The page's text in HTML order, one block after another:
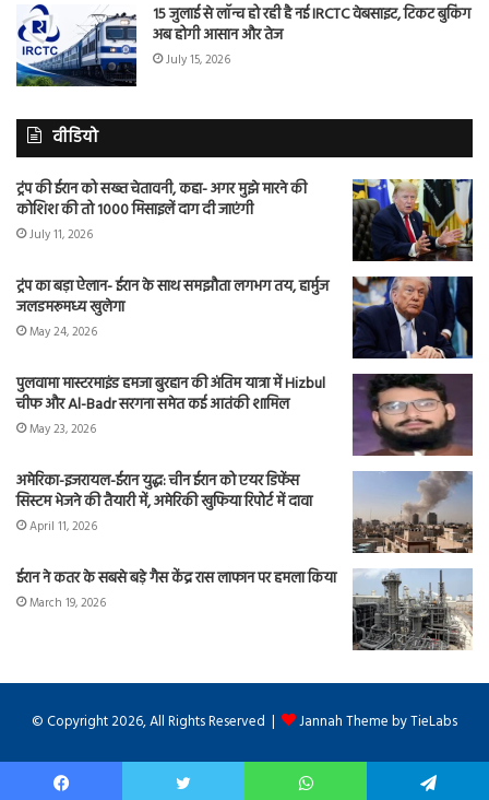
15 जुलाई से लॉन्च हो रही है नई IRCTC वेबसाइट, टिकट बुकिंग
अब होगी आसान और तेज
July 15, 2026
वीडियो
ट्रंप की ईरान को सख्त चेतावनी, कहा- अगर मुझे मारने की
कोशिश की तो 1000 मिसाइलें दाग दी जाएंगी
July 11, 2026
ट्रंप का बड़ा ऐलान- ईरान के साथ समझौता लगभग तय, हार्मुज
जलडमरूमध्य खुलेगा
May 24, 2026
पुलवामा मास्टरमाइंड हमजा बुरहान की अंतिम यात्रा में Hizbul
चीफ और Al-Badr सरगना समेत कई आतंकी शामिल
May 23, 2026
अमेरिका-इजरायल-ईरान युद्ध: चीन ईरान को एयर डिफेंस
सिस्टम भेजने की तैयारी में, अमेरिकी खुफिया रिपोर्ट में दावा
April 11, 2026
ईरान ने कतर के सबसे बड़े गैस केंद्र रास लाफान पर हमला किया
March 19, 2026
© Copyright 2026, All Rights Reserved | Jannah Theme by TieLabs